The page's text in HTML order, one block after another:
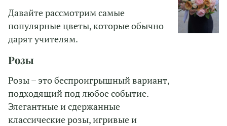
Давайте рассмотрим самые
популярные цветы, которые обычно
дарят учителям.
Розы
Розы – это беспроигрышный вариант,
подходящий под любое событие.
Элегантные и сдержанные
классические розы, игривые и